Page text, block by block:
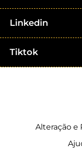
Linkedin
Tiktok
Alteração e